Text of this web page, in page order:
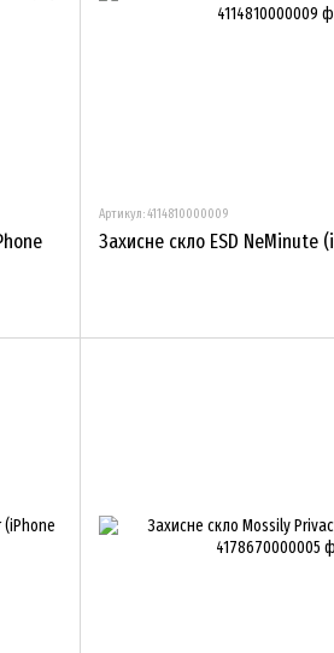
Артикул: 4114810000009
Захисне скло ESD NeMinute